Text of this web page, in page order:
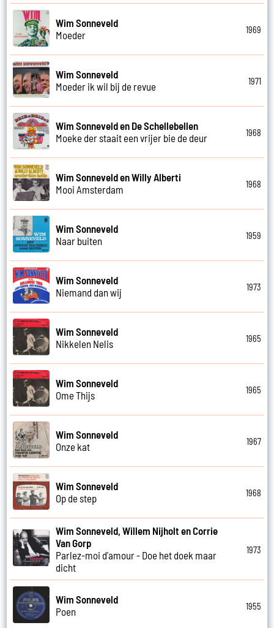
Wim Sonneveld
Moeder
1969
Wim Sonneveld
Moeder ik wil bij de revue
1971
Wim Sonneveld en De Schellebellen
Moeke der staait een vrijer bie de deur
1968
Wim Sonneveld en Willy Alberti
Mooi Amsterdam
1968
Wim Sonneveld
Naar buiten
1959
Wim Sonneveld
Niemand dan wij
1973
Wim Sonneveld
Nikkelen Nelis
1965
Wim Sonneveld
Ome Thijs
1965
Wim Sonneveld
Onze kat
1967
Wim Sonneveld
Op de step
1968
Wim Sonneveld, Willem Nijholt en Corrie
Van Gorp
Parlez-moi d'amour - Doe het doek maar
dicht
1973
Wim Sonneveld
Poen
1955